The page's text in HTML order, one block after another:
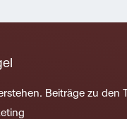
Beiträge zu den